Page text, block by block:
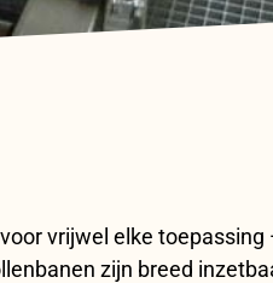
vrijwel elke
zijn breed